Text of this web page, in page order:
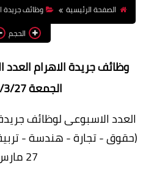
الصفحة الرئيسية
وظائف جريدة
الحجم
وظائف جريدة الاهرام العدد
الجمعة 2026/3/27
العدد الاسبوعى لوظائف
(حقوق - تجارة - هندسة -
27 مارس